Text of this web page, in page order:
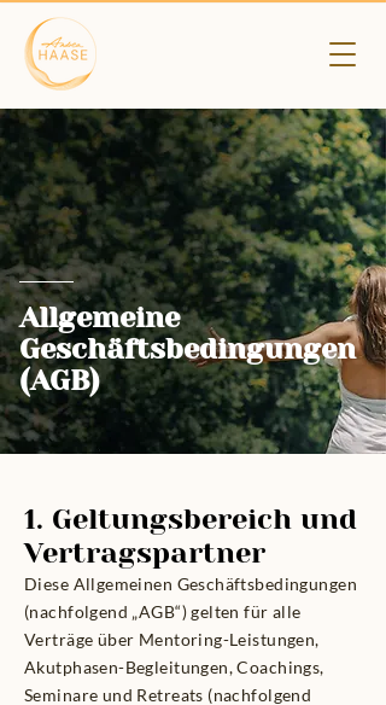
Allgemeine
Geschäftsbedingungen
(AGB)
1. Geltungsbereich und
Vertragspartner
Diese Allgemeinen Geschäftsbedingungen
(nachfolgend „AGB“) gelten für alle
Verträge über Mentoring-Leistungen,
Akutphasen-Begleitungen, Coachings,
Seminare und Retreats (nachfolgend